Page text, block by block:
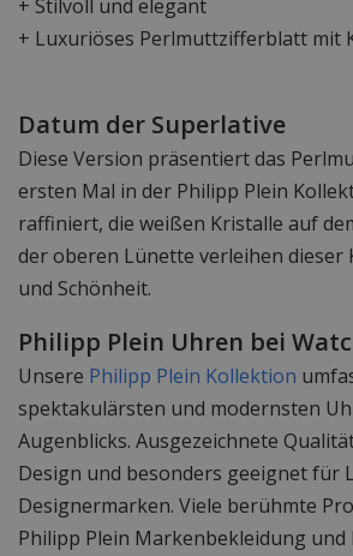
+ Stilvoll und elegant
+ Luxuriöses Perlmuttzifferblatt mit
Datum der Superlative
Diese Version präsentiert das
ersten Mal in der Philipp Plein
raffiniert, die weißen Kristalle auf
der oberen Lünette verleihen dieser
und Schönheit.
Philipp Plein Uhren bei
Unsere Philipp Plein Kollektion
spektakulärsten und modernsten
Augenblicks. Ausgezeichnete
Design und besonders geeignet für
Designermarken. Viele berühmte
Philipp Plein Markenbekleidung